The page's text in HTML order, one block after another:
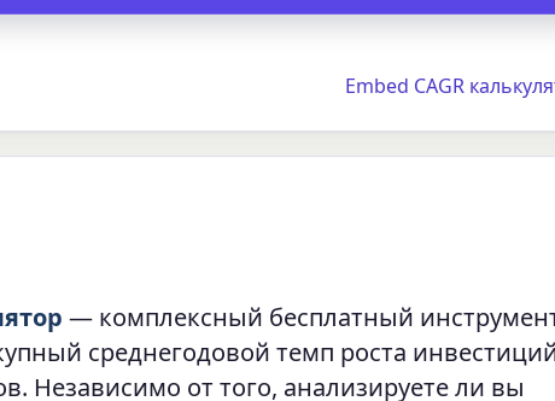
Embed CAGR
— комплексный бесплатный
среднегодовой темп роста
Независимо от того, анализируете ли вы